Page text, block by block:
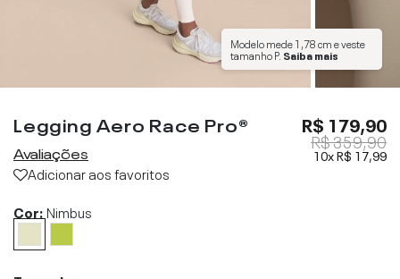
Modelo mede1,78 cme veste
tamanhoP. Saiba mais
Legging Aero Race Pro®
Avaliações
Adicionar aos favoritos
R$ 179,90
R$ 359,90
10xR$ 17,99
Cor:Nimbus